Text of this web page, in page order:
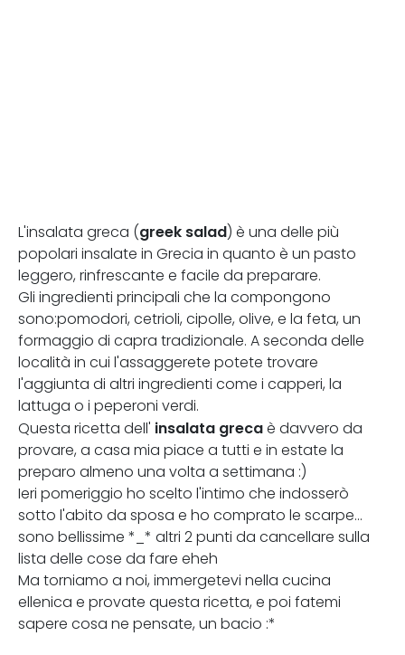
L'insalata greca (greek salad) è una delle più
popolari insalate in Grecia in quanto è un pasto
leggero, rinfrescante e facile da preparare.
Gli ingredienti principali che la compongono
sono:pomodori, cetrioli, cipolle, olive, e la feta, un
formaggio di capra tradizionale. A seconda delle
località in cui l'assaggerete potete trovare
l'aggiunta di altri ingredienti come i capperi, la
lattuga o i peperoni verdi.
Questa ricetta dell' insalata greca è davvero da
provare, a casa mia piace a tutti e in estate la
preparo almeno una volta a settimana :)
Ieri pomeriggio ho scelto l'intimo che indosserò
sotto l'abito da sposa e ho comprato le scarpe...
sono bellissime *_* altri 2 punti da cancellare sulla
lista delle cose da fare eheh
Ma torniamo a noi, immergetevi nella cucina
ellenica e provate questa ricetta, e poi fatemi
sapere cosa ne pensate, un bacio :*